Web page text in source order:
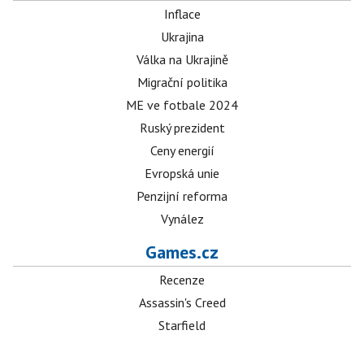
Inflace
Ukrajina
Válka na Ukrajině
Migrační politika
ME ve fotbale 2024
Ruský prezident
Ceny energií
Evropská unie
Penzijní reforma
Vynález
Games.cz
Recenze
Assassin's Creed
Starfield